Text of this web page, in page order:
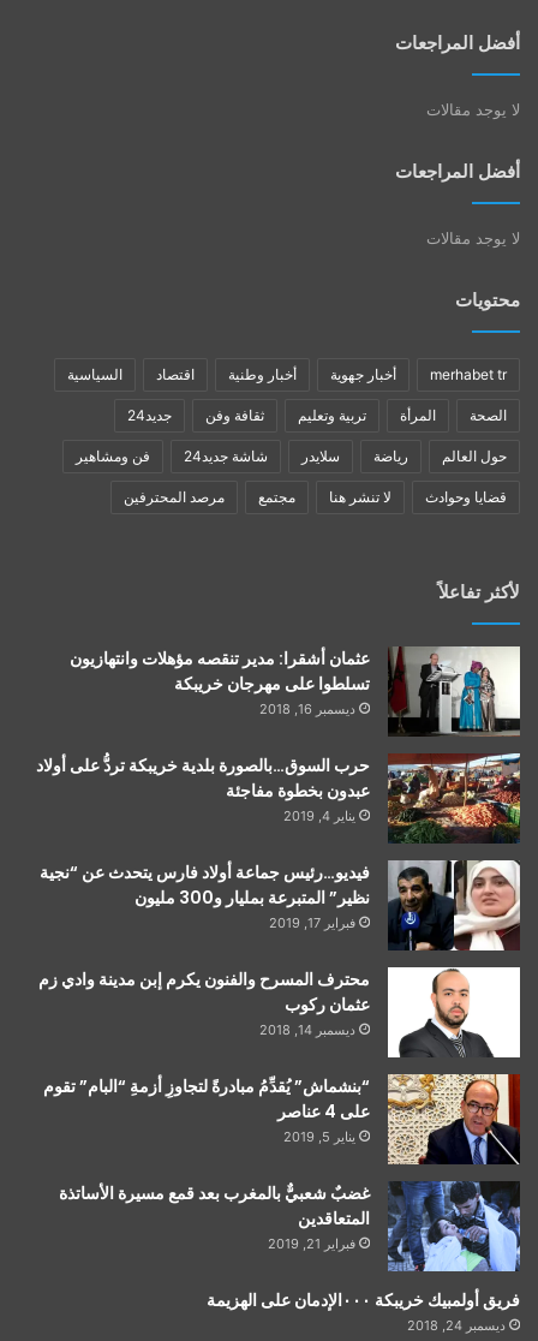
أفضل المراجعات
لا يوجد مقالات
أفضل المراجعات
لا يوجد مقالات
محتويات
merhabet tr أخبار جهوية أخبار وطنية اقتصاد السياسية
الصحة المرأة تربية وتعليم ثقافة وفن جديد24
حول العالم رياضة سلايدر شاشة جديد24 فن ومشاهير
قضايا وحوادث لا تنشر هنا مجتمع مرصد المحترفين
لأكثر تفاعلاً
عثمان أشقرا: مدير تنقصه مؤهلات وانتهازيون
تسلطوا على مهرجان خريبكة
ديسمبر 16, 2018
حرب السوق…بالصورة بلدية خريبكة تردُّ على أولاد
عبدون بخطوة مفاجئة
يناير 4, 2019
فيديو…رئيس جماعة أولاد فارس يتحدث عن “نجية
نظير” المتبرعة بمليار و300 مليون
فبراير 17, 2019
محترف المسرح والفنون يكرم إبن مدينة وادي زم
عثمان ركوب
ديسمبر 14, 2018
“بنشماش” يُقدِّمُ مبادرةً لتجاوزِ أزمةِ “البام” تقوم
على 4 عناصر
يناير 5, 2019
غضبٌ شعبيٌّ بالمغرب بعد قمع مسيرة الأساتذة
المتعاقدين
فبراير 21, 2019
فريق أولمبيك خريبكة ٠٠٠الإدمان على الهزيمة
ديسمبر 24, 2018